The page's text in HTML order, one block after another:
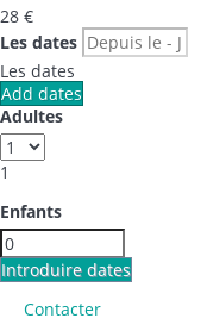
28 €
Les dates
Les dates
Add dates
Adultes
1
Enfants
Introduire dates
Contacter